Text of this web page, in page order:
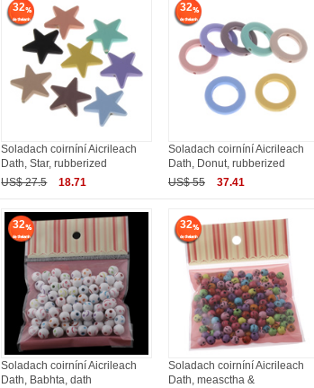
32
Soladach coirníní Aicrileach
Dath, Star, rubberized
US$ 27.5
18.71
32
Soladach coirníní Aicrileach
Dath, Donut, rubberized
US$ 55
37.41
32
Soladach coirníní Aicrileach
Dath, Babhta, dath
32
Soladach coirníní Aicrileach
Dath, measctha &